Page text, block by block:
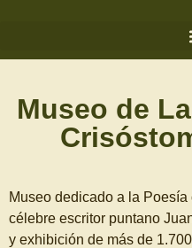
Museo de
Museo dedicado a la Poesía
célebre escritor puntano
y exhibición de más de